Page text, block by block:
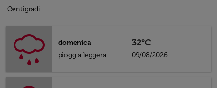
Centigradi
keyboard_arrow_down
domenica
pioggia leggera
32°C
09/08/2026